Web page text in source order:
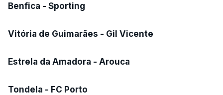
Benfica - Sporting
Vitória de Guimarães - Gil Vicente
Estrela da Amadora - Arouca
Tondela - FC Porto